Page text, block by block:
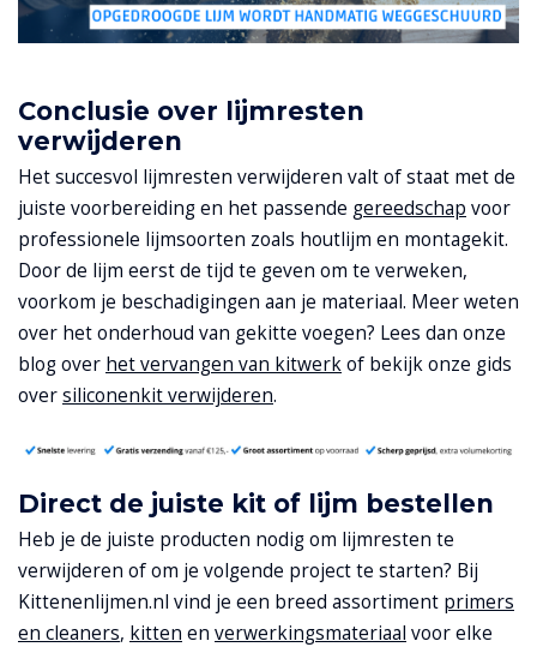
Conclusie over lijmresten
verwijderen
Het succesvol lijmresten verwijderen valt of staat met de
juiste voorbereiding en het passende gereedschap voor
professionele lijmsoorten zoals houtlijm en montagekit.
Door de lijm eerst de tijd te geven om te verweken,
voorkom je beschadigingen aan je materiaal. Meer weten
over het onderhoud van gekitte voegen? Lees dan onze
blog over het vervangen van kitwerkof bekijk onze gids
oversiliconenkit verwijderen.
Direct de juiste kit of lijm bestellen
Heb je de juiste producten nodig om lijmresten te
verwijderen of om je volgende project te starten? Bij
Kittenenlijmen.nl vind je een breed assortiment primers
en cleaners, kitten en verwerkingsmateriaal voor elke